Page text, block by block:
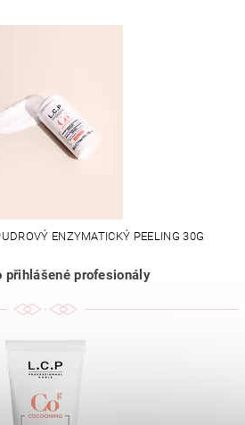
ENZYMATICKÝ PEELING 30G
přihlášené profesionály